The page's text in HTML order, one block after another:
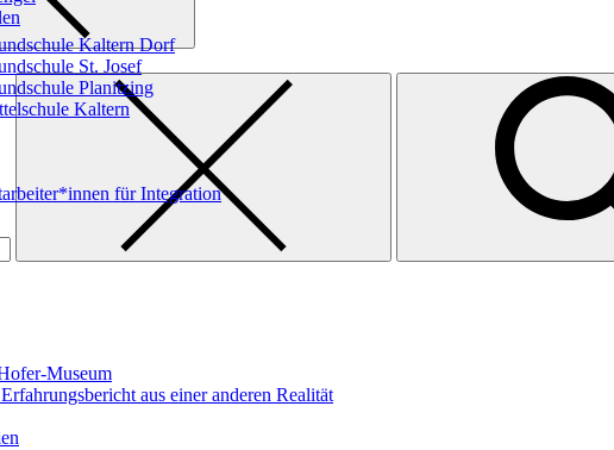
Kaltern Dorf
St. Josef
Planitzing
Kaltern
für Integration
Museum
aus einer anderen Realität